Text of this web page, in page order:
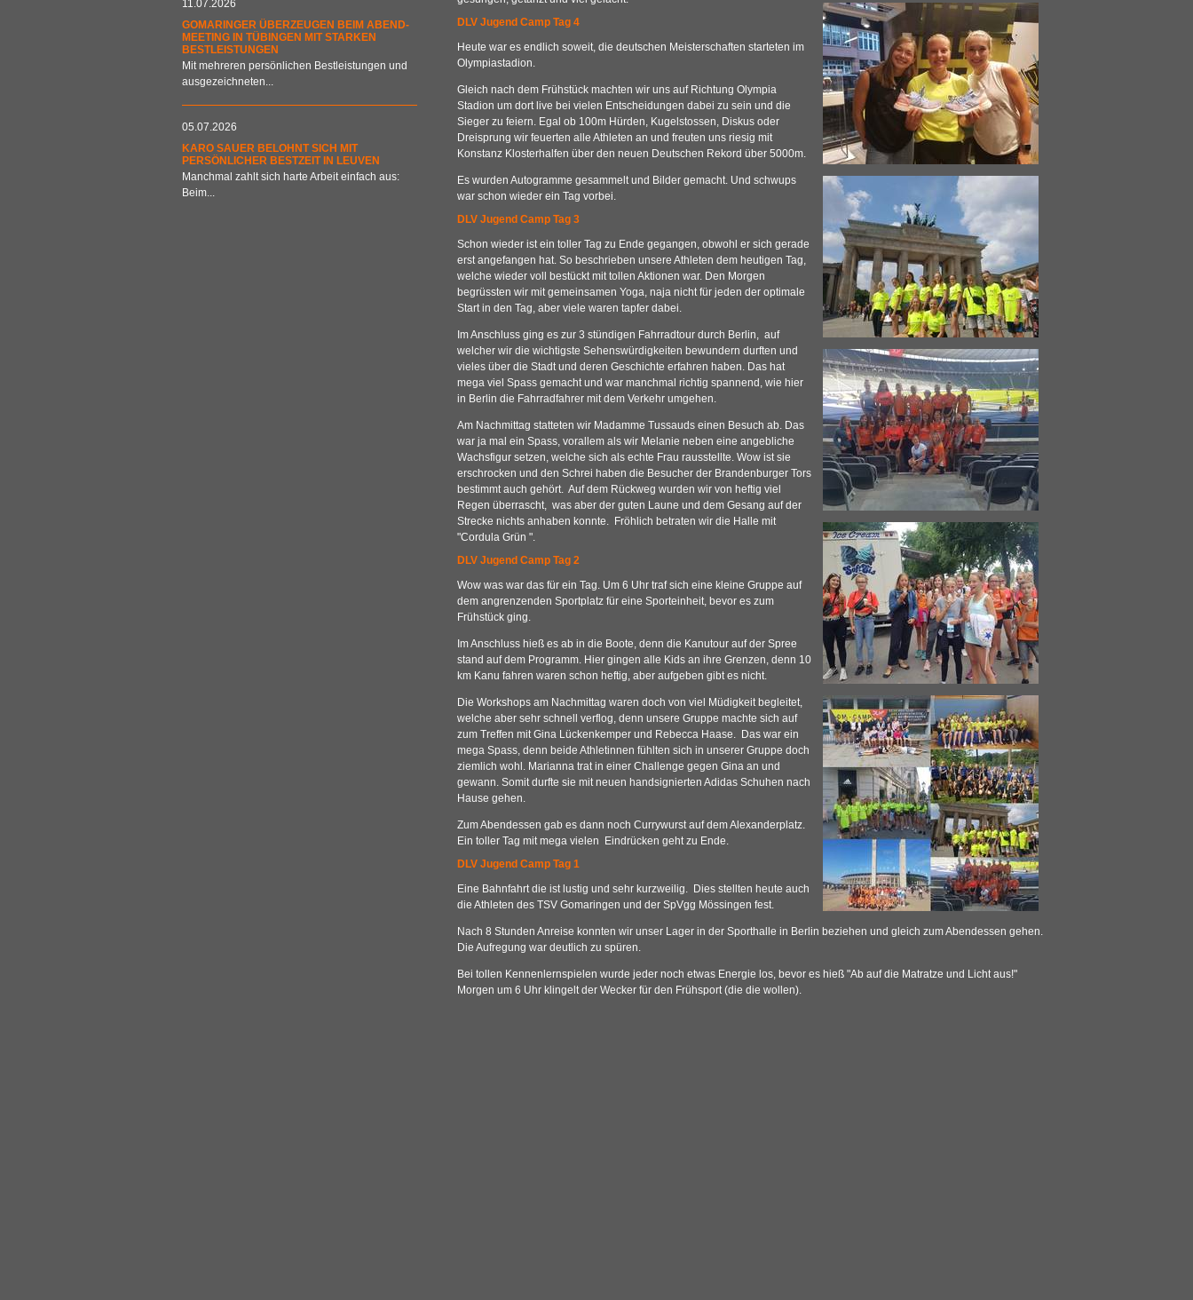
11.07.2026
GOMARINGER ÜBERZEUGEN BEIM ABEND-
MEETING IN TÜBINGEN MIT STARKEN
BESTLEISTUNGEN
Mit mehreren persönlichen Bestleistungen und
ausgezeichneten...
05.07.2026
KARO SAUER BELOHNT SICH MIT
PERSÖNLICHER BESTZEIT IN LEUVEN
Manchmal zahlt sich harte Arbeit einfach aus:
Beim...
DLV Jugend Camp Tag 4
Heute war es endlich soweit, die deutschen Meisterschaften starteten im
Olympiastadion.
Gleich nach dem Frühstück machten wir uns auf Richtung Olympia
Stadion um dort live bei vielen Entscheidungen dabei zu sein und die
Sieger zu feiern. Egal ob 100m Hürden, Kugelstossen, Diskus oder
Dreisprung wir feuerten alle Athleten an und freuten uns riesig mit
Konstanz Klosterhalfen über den neuen Deutschen Rekord über 5000m.
Es wurden Autogramme gesammelt und Bilder gemacht. Und schwups
war schon wieder ein Tag vorbei.
DLV Jugend Camp Tag 3
Schon wieder ist ein toller Tag zu Ende gegangen, obwohl er sich gerade
erst angefangen hat. So beschrieben unsere Athleten dem heutigen Tag,
welche wieder voll bestückt mit tollen Aktionen war. Den Morgen
begrüssten wir mit gemeinsamen Yoga, naja nicht für jeden der optimale
Start in den Tag, aber viele waren tapfer dabei.
Im Anschluss ging es zur 3 stündigen Fahrradtour durch Berlin, auf
welcher wir die wichtigste Sehenswürdigkeiten bewundern durften und
vieles über die Stadt und deren Geschichte erfahren haben. Das hat
mega viel Spass gemacht und war manchmal richtig spannend, wie hier
in Berlin die Fahrradfahrer mit dem Verkehr umgehen.
Am Nachmittag statteten wir Madamme Tussauds einen Besuch ab. Das
war ja mal ein Spass, vorallem als wir Melanie neben eine angebliche
Wachsfigur setzen, welche sich als echte Frau rausstellte. Wow ist sie
erschrocken und den Schrei haben die Besucher der Brandenburger Tors
bestimmt auch gehört. Auf dem Rückweg wurden wir von heftig viel
Regen überrascht, was aber der guten Laune und dem Gesang auf der
Strecke nichts anhaben konnte. Fröhlich betraten wir die Halle mit
"Cordula Grün ".
DLV Jugend Camp Tag 2
Wow was war das für ein Tag. Um 6 Uhr traf sich eine kleine Gruppe auf
dem angrenzenden Sportplatz für eine Sporteinheit, bevor es zum
Frühstück ging.
Im Anschluss hieß es ab in die Boote, denn die Kanutour auf der Spree
stand auf dem Programm. Hier gingen alle Kids an ihre Grenzen, denn 10
km Kanu fahren waren schon heftig, aber aufgeben gibt es nicht.
Die Workshops am Nachmittag waren doch von viel Müdigkeit begleitet,
welche aber sehr schnell verflog, denn unsere Gruppe machte sich auf
zum Treffen mit Gina Lückenkemper und Rebecca Haase. Das war ein
mega Spass, denn beide Athletinnen fühlten sich in unserer Gruppe doch
ziemlich wohl. Marianna trat in einer Challenge gegen Gina an und
gewann. Somit durfte sie mit neuen handsignierten Adidas Schuhen nach
Hause gehen.
Zum Abendessen gab es dann noch Currywurst auf dem Alexanderplatz.
Ein toller Tag mit mega vielen Eindrücken geht zu Ende.
DLV Jugend Camp Tag 1
Eine Bahnfahrt die ist lustig und sehr kurzweilig. Dies stellten heute auch
die Athleten des TSV Gomaringen und der SpVgg Mössingen fest.
Nach 8 Stunden Anreise konnten wir unser Lager in der Sporthalle in Berlin beziehen und gleich zum Abendessen gehen.
Die Aufregung war deutlich zu spüren.
Bei tollen Kennenlernspielen wurde jeder noch etwas Energie los, bevor es hieß "Ab auf die Matratze und Licht aus!"
Morgen um 6 Uhr klingelt der Wecker für den Frühsport (die die wollen).